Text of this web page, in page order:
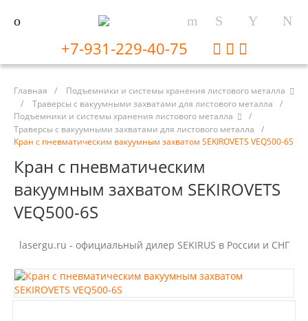
+7-931-229-40-75
Главная /
Подъемники и системы хранения листового металла
/
Траверсы с вакуумными захватами для листового металла
/
Подъемники и системы хранения листового металла
/
Траверсы с вакуумными захватами для листового металла
/
Кран с пневматическим вакуумным захватом SEKIROVETS VEQ500-6S
Кран с пневматическим
вакуумным захватом SEKIROVETS
VEQ500-6S
lasergu.ru - официальный дилер SEKIRUS в России и СНГ